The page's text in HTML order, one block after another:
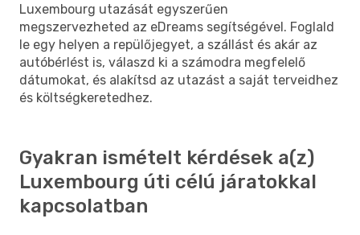
Luxembourg utazását egyszerűen
megszervezheted az eDreams segítségével. Foglald
le egy helyen a repülőjegyet, a szállást és akár az
autóbérlést is, válaszd ki a számodra megfelelő
dátumokat, és alakítsd az utazást a saját terveidhez
és költségkeretedhez.
Gyakran ismételt kérdések a(z)
Luxembourg úti célú járatokkal
kapcsolatban